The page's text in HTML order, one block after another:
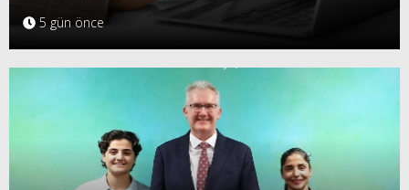
5 gün önce